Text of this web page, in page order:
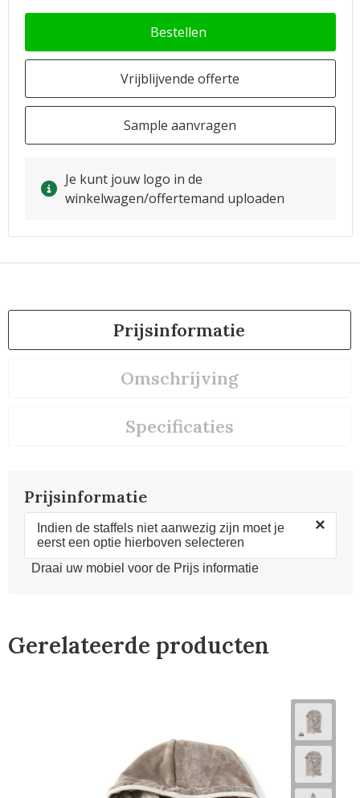
Bestellen
Vrijblijvende offerte
Sample aanvragen
Je kunt jouw logo in de
winkelwagen/offertemand uploaden
Prijsinformatie
Omschrijving
Specificaties
Prijsinformatie
Indien de staffels niet aanwezig zijn moet je
eerst een optie hierboven selecteren
×
Draai uw mobiel voor de Prijs informatie
Gerelateerde producten